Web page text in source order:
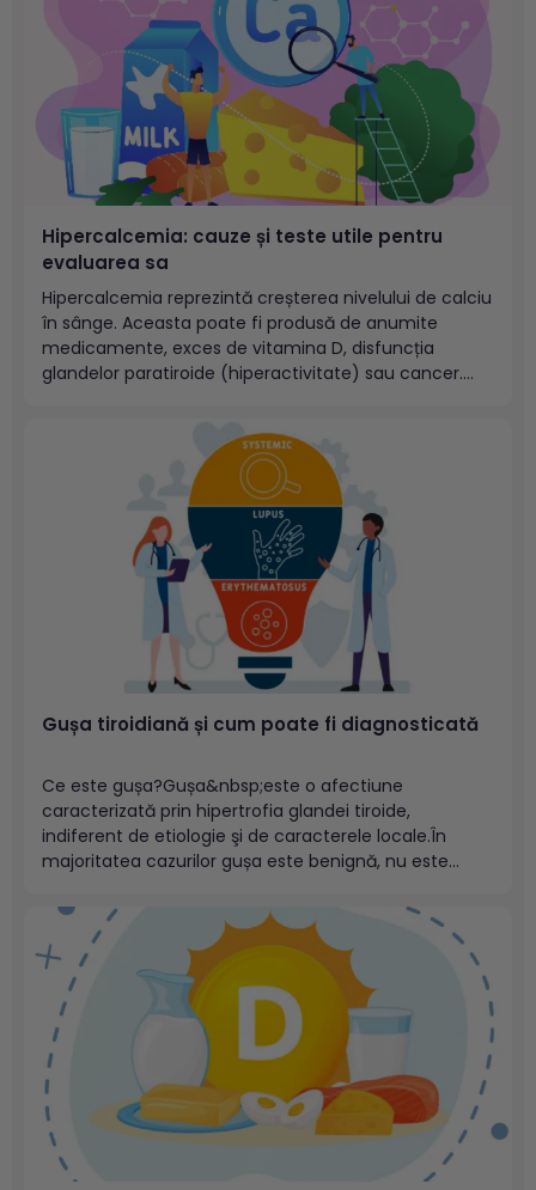
Hipercalcemia: cauze și teste utile pentru
evaluarea sa
Hipercalcemia reprezintă creșterea nivelului de calciu
în sânge. Aceasta poate fi produsă de anumite
medicamente, exces de vitamina D, disfuncția
glandelor paratiroide (hiperactivitate) sau cancer.
Hipercalcemie – simptome și diagnosticTestul PTHrP
și utilitatea sa în hipercalcemia...
Gușa tiroidiană și cum poate fi diagnosticată
Ce este gușa?Gușa&nbsp;este o afectiune
caracterizată prin hipertrofia glandei tiroide,
indiferent de etiologie şi de caracterele locale.În
majoritatea cazurilor gușa este benignă, nu este
normală de hormoni tiroidieni (gușa însoțită de
eutiroidie). Carenţa iodată constituie cea mai
frecventă cauză de apariție a...